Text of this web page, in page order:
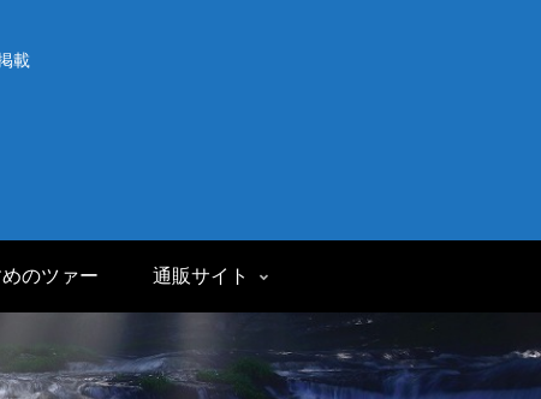
載
のツァー 通販サイト